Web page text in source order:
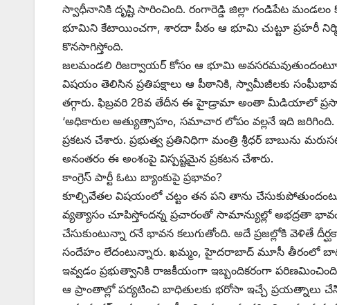
స్వాధీనానికి దృష్టి సారించింది. రంగారెడ్డి జిల్లా గండిపేట
భూమిని కేటాయించగా, శారదా పీఠం ఆ భూమి చుట్టూ ప్రహరీ
కొనసాగిస్తోంది.
జలమండలి రిజర్వాయర్‌ ‌కోసం ఆ భూమి అవసరమవుతుందంటూ
విషయం తెలిసిన ప్రతిపక్షాలు ఆ పీఠానికి, స్వామీజీలకు
తగ్గారు. ఫిబ్రవరి 28వ తేదీన ఈ హైడ్రామా అంతా మీడియాలో
‘అధికారుల అత్యుత్సాహం, సమాచార లోపం వల్లనే ఇది జరిగింది.
ప్రకటన చేశారు. ప్రభుత్వ ప్రతినిధిగా మంత్రి శ్రీధర్‌
అనంతరం ఈ అంశంపై విస్పష్టమైన ప్రకటన చేశారు.
కాంగ్రెస్‌ ‌పార్టీ ఓటు బ్యాంకుపై ప్రభావం?
కూల్చివేతల విషయంలో చట్టం తన పని తాను
వ్యత్యాసం చూపిస్తోందన్న ప్రచారంతో సామాన్యుల్లో అభద్రతా
చేసుకుంటున్నా రనే భావన కలుగుతోంది. అదే ప్రజల్లోకి వెళితే
సందేహం లేదంటున్నారు. ఖమ్మం, హైదరాబాద్‌ ‌మూసీ తీరంలో
ఇవ్వడం ప్రభుత్వానికి రాజకీయంగా ఇబ్బందికరంగా
ఆ ప్రాంతాల్లో పర్యటించి బాధితులకు భరోసా ఇచ్చే ప్రయత్నాలు